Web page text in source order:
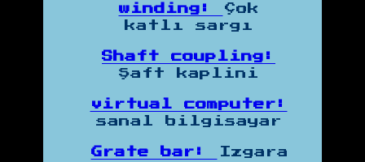
winding:
Çok
katlı sargı
Shaft coupling:
Şaft kaplini
virtual computer:
sanal bilgisayar
Grate bar:
Izgara